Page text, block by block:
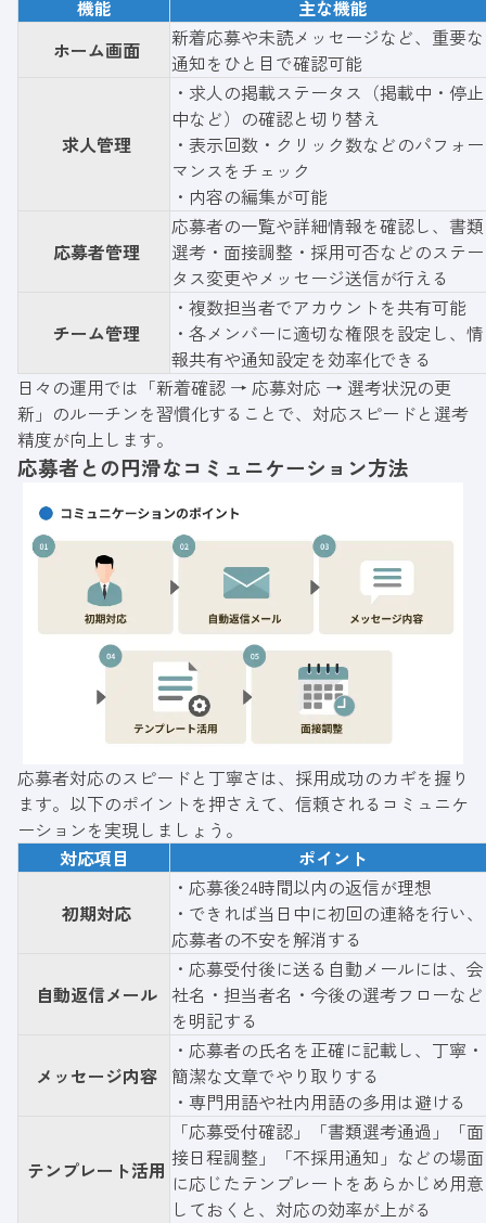
機能
主な機能
ホーム画面
新着応募や未読メッセージなど、重要な
通知をひと目で確認可能
求人管理
・求人の掲載ステータス（掲載中・停止
中など）の確認と切り替え
・表示回数・クリック数などのパフォー
マンスをチェック
・内容の編集が可能
応募者管理
応募者の一覧や詳細情報を確認し、書類
選考・面接調整・採用可否などのステー
タス変更やメッセージ送信が行える
チーム管理
・複数担当者でアカウントを共有可能
・各メンバーに適切な権限を設定し、情
報共有や通知設定を効率化できる
日々の運用では「新着確認 → 応募対応 → 選考状況の更
新」のルーチンを習慣化することで、対応スピードと選考
精度が向上します。
応募者との円滑なコミュニケーション方法
応募者対応のスピードと丁寧さは、採用成功のカギを握り
ます。以下のポイントを押さえて、信頼されるコミュニケ
ーションを実現しましょう。
対応項目
ポイント
初期対応
・応募後24時間以内の返信が理想
・できれば当日中に初回の連絡を行い、
応募者の不安を解消する
自動返信メール
・応募受付後に送る自動メールには、会
社名・担当者名・今後の選考フローなど
を明記する
メッセージ内容
・応募者の氏名を正確に記載し、丁寧・
簡潔な文章でやり取りする
・専門用語や社内用語の多用は避ける
テンプレート活用
「応募受付確認」「書類選考通過」「面
接日程調整」「不採用通知」などの場面
に応じたテンプレートをあらかじめ用意
しておくと、対応の効率が上がる